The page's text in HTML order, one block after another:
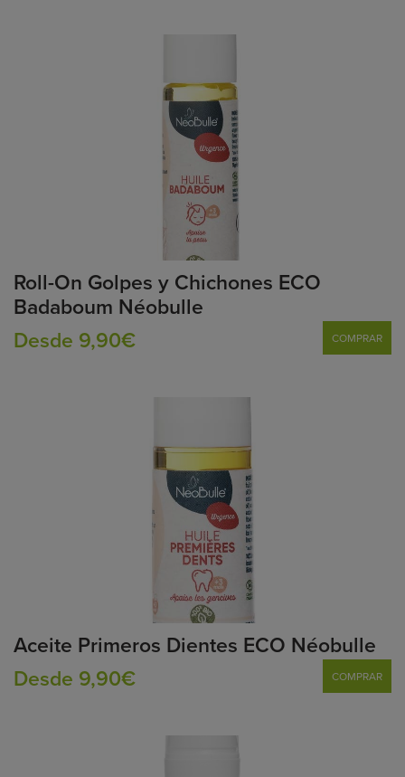
Roll-On Golpes y Chichones ECO
Badaboum Néobulle
Desde 9,90€
COMPRAR
Aceite Primeros Dientes ECO Néobulle
Desde 9,90€
COMPRAR